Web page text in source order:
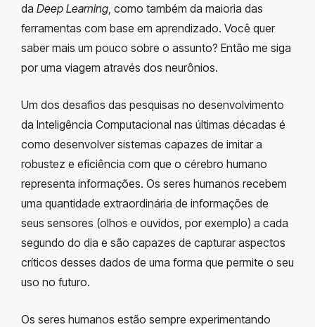
da Deep Learning , como também da maioria das
ferramentas com base em aprendizado. Você quer
saber mais um pouco sobre o assunto? Então me siga
por uma viagem através dos neurônios.
Um dos desafios das pesquisas no desenvolvimento
da Inteligência Computacional nas últimas décadas é
como desenvolver sistemas capazes de imitar a
robustez e eficiência com que o cérebro humano
representa informações. Os seres humanos recebem
uma quantidade extraordinária de informações de
seus sensores (olhos e ouvidos, por exemplo) a cada
segundo do dia e são capazes de capturar aspectos
críticos desses dados de uma forma que permite o seu
uso no futuro.
Os seres humanos estão sempre experimentando